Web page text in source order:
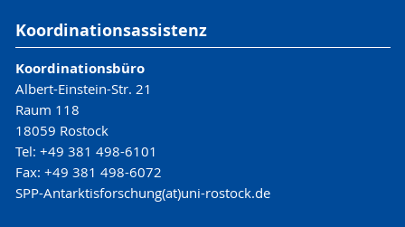
Koordinationsassistenz
Koordinationsbüro
Albert-Einstein-Str. 21
Raum 118
18059 Rostock
Tel: +49 381 498-6101
Fax: +49 381 498-6072
SPP-Antarktisforschung(at)uni-rostock.de